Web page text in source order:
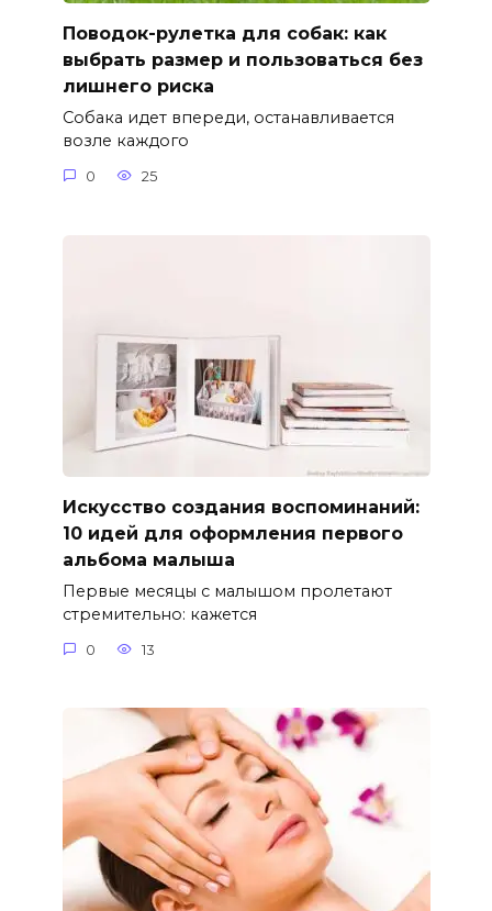
Поводок-рулетка для собак: как
выбрать размер и пользоваться без
лишнего риска
Собака идет впереди, останавливается
возле каждого
0 25
Искусство создания воспоминаний:
10 идей для оформления первого
альбома малыша
Первые месяцы с малышом пролетают
стремительно: кажется
0 13